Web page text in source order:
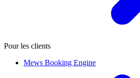
Pour les clients
Mews Booking Engine